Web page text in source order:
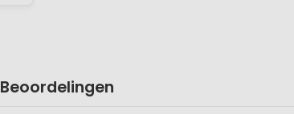
Beoordelingen